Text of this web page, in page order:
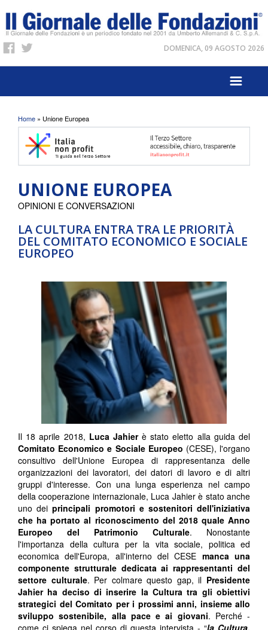
DOMENICA, 09 AGOSTO 2026
Tu sei qui
Home » Unione Europea
UNIONE EUROPEA
LA CULTURA ENTRA TRA LE PRIORITÀ
DEL COMITATO ECONOMICO E SOCIALE
EUROPEO
OPINIONI E CONVERSAZIONI
Il 18 aprile 2018, Luca Jahierè stato eletto alla guida del
Comitato Economico e Sociale Europeo (CESE), l'organo
consultivo dell'Unione Europea di rappresentanza delle
organizzazioni dei lavoratori, dei datori di lavoro e di altri
gruppi d'interesse. Con una lunga esperienza nel campo
della cooperazione internazionale, Luca Jahier è stato anche
uno deiprincipali promotori e sostenitori dell'iniziativa
che ha portato al riconoscimento del 2018 quale Anno
Europeo del Patrimonio Culturale. Nonostante
l'importanza della cultura per la vita sociale, politica ed
economica dell'Europa, all'interno del CESE manca una
componente strutturale dedicata ai rappresentanti del
settore culturale. Per colmare questo gap, il Presidente
Jahier ha deciso di inserire la Cultura tra gli obiettivi
strategici del Comitato per i prossimi anni, insieme allo
sviluppo sostenibile, alla pace e ai giovani. Perché -